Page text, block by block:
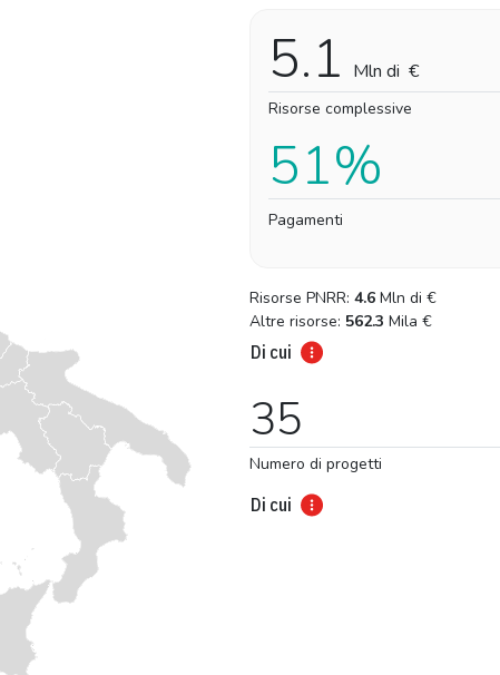
5.1 Mln di €
Risorse complessive
51%
Pagamenti
Risorse PNRR: 4.6 Mln di €
Altre risorse: 562.3 Mila €
Di cui
35
Numero di progetti
Di cui